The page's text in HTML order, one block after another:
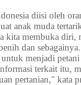
diisi oleh
anak muda
kita membuka diri,
dan
menjadi
terkait itu,
pertanian," kata